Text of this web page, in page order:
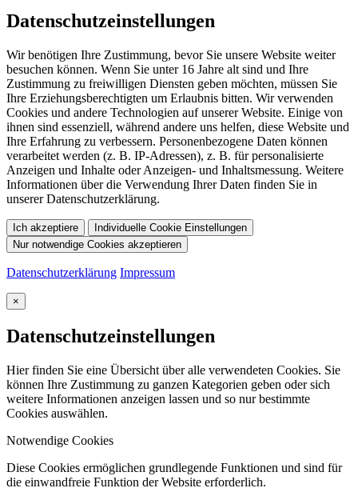
Datenschutzeinstellungen
Wir benötigen Ihre Zustimmung, bevor Sie unsere Website weiter
besuchen können. Wenn Sie unter 16 Jahre alt sind und Ihre
Zustimmung zu freiwilligen Diensten geben möchten, müssen Sie
Ihre Erziehungsberechtigten um Erlaubnis bitten. Wir verwenden
Cookies und andere Technologien auf unserer Website. Einige von
ihnen sind essenziell, während andere uns helfen, diese Website und
Ihre Erfahrung zu verbessern. Personenbezogene Daten können
verarbeitet werden (z. B. IP-Adressen), z. B. für personalisierte
Anzeigen und Inhalte oder Anzeigen- und Inhaltsmessung. Weitere
Informationen über die Verwendung Ihrer Daten finden Sie in
unserer Datenschutzerklärung.
Ich akzeptiere
Individuelle Cookie Einstellungen
Nur notwendige Cookies akzeptieren
Datenschutzerklärung Impressum
×
Datenschutzeinstellungen
Hier finden Sie eine Übersicht über alle verwendeten Cookies. Sie
können Ihre Zustimmung zu ganzen Kategorien geben oder sich
weitere Informationen anzeigen lassen und so nur bestimmte
Cookies auswählen.
Notwendige Cookies
Diese Cookies ermöglichen grundlegende Funktionen und sind für
die einwandfreie Funktion der Website erforderlich.